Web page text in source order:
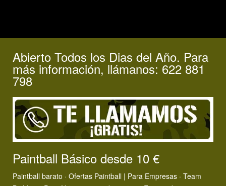
Abierto Todos los Dias del Año. Para
más información, llámanos: 622 881
798
Paintball Básico desde 10 €
Paintball barato · Ofertas Paintball | Para Empresas · Team